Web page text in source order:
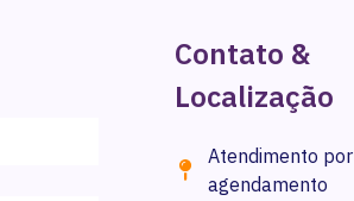
Contato &
Localização
Atendimento por
agendamento